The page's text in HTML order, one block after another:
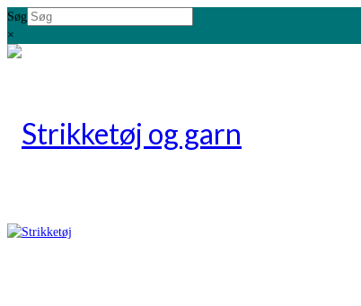
Søg
×